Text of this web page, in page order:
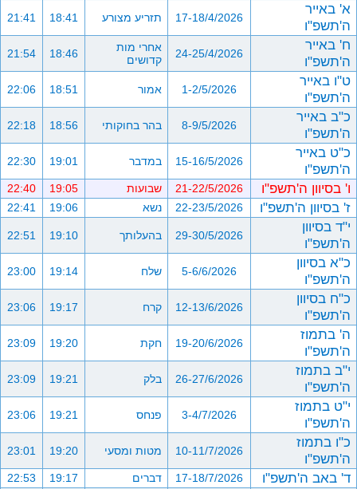
א' באייר
ה'תשפ"ו
17-18/4/2026 תזריע מצורע 18:41
21:41
ח' באייר
ה'תשפ"ו
24-25/4/2026
אחרי מות
קדושים
18:46
21:54
ט"ו באייר
ה'תשפ"ו
1-2/5/2026 אמור 18:51
22:06
כ"ב באייר
ה'תשפ"ו
8-9/5/2026 בהר בחוקותי 18:56
22:18
כ"ט באייר
ה'תשפ"ו
15-16/5/2026 במדבר 19:01
22:30
ו' בסיוון ה'תשפ"ו 21-22/5/2026 שבועות 19:05
22:40
ז' בסיוון ה'תשפ"ו 22-23/5/2026 נשא 19:06
22:41
י"ד בסיוון
ה'תשפ"ו
29-30/5/2026 בהעלותך 19:10
22:51
כ"א בסיוון
ה'תשפ"ו
5-6/6/2026 שלח 19:14
23:00
כ"ח בסיוון
ה'תשפ"ו
12-13/6/2026 קרח 19:17
23:06
ה' בתמוז
ה'תשפ"ו
19-20/6/2026 חקת 19:20
23:09
י"ב בתמוז
ה'תשפ"ו
26-27/6/2026 בלק 19:21
23:09
י"ט בתמוז
ה'תשפ"ו
3-4/7/2026 פנחס 19:21
23:06
כ"ו בתמוז
ה'תשפ"ו
10-11/7/2026 מטות ומסעי 19:20
23:01
ד' באב ה'תשפ"ו 17-18/7/2026 דברים 19:17
22:53